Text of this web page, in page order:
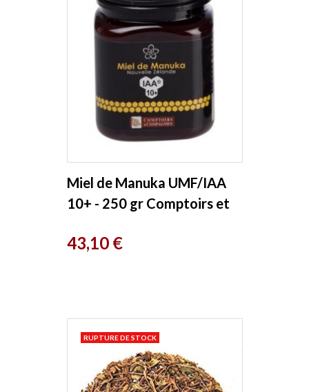
Miel de Manuka UMF/IAA
10+ - 250 gr Comptoirs et
Prix
43,10 €
RUPTURE DE STOCK